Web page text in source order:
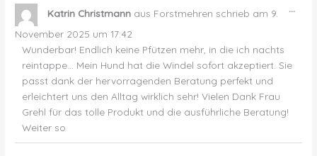
Katrin Christmann aus Forstmehren schrieb am 9.
November 2025 um 17:42
Wunderbar! Endlich keine Pfützen mehr, in die ich nachts
reintappe… Mein Hund hat die Windel sofort akzeptiert. Sie
passt dank der hervorragenden Beratung perfekt und
erleichtert uns den Alltag wirklich sehr! Vielen Dank Frau
Grehl für das tolle Produkt und die ausführliche Beratung!
Weiter so
...